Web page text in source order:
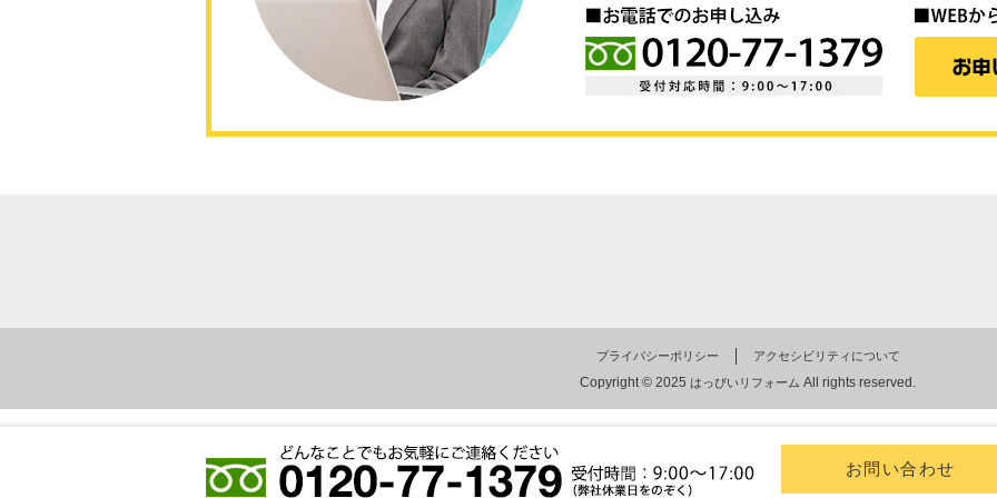
お問い合わせ
プライバシーポリシー アクセシビリティについて
Copyright © 2025 はっぴいリフォーム All rights reserved.